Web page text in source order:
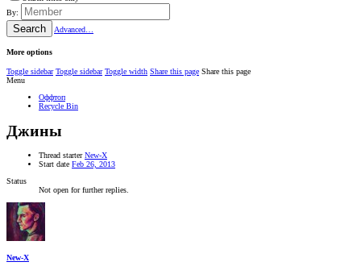
By:
Search Advanced…
More options
Toggle sidebar Toggle sidebar Toggle width Share this page Share this page
Menu
Оффтоп
Recycle Bin
Джины
Thread starter New-X
Start date Feb 26, 2013
Status
Not open for further replies.
New-X